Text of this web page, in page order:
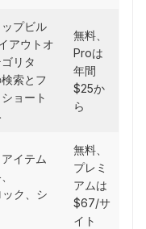
ップビル
アウトオ
リタ
索とフ
ョート
無料、
Proは
年間
$25か
ら
イテム
ク、シ
無料、
プレミ
アムは
$67/サ
イト